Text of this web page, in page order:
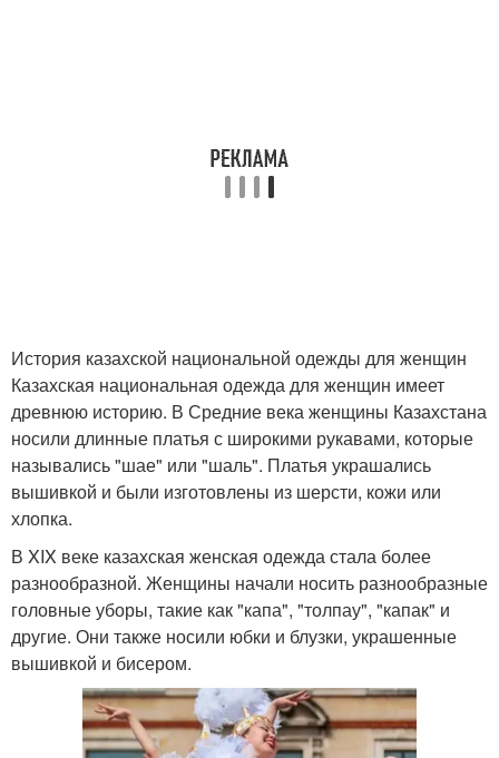
История казахской национальной одежды для женщин
Казахская национальная одежда для женщин имеет
древнюю историю. В Средние века женщины Казахстана
носили длинные платья с широкими рукавами, которые
назывались "шае" или "шаль". Платья украшались
вышивкой и были изготовлены из шерсти, кожи или
хлопка.
В XIX веке казахская женская одежда стала более
разнообразной. Женщины начали носить разнообразные
головные уборы, такие как "капа", "толпау", "капак" и
другие. Они также носили юбки и блузки, украшенные
вышивкой и бисером.